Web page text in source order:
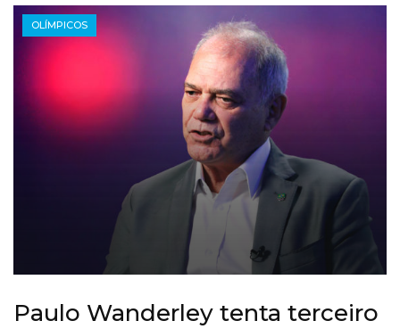
OLÍMPICOS
Paulo Wanderley tenta terceiro